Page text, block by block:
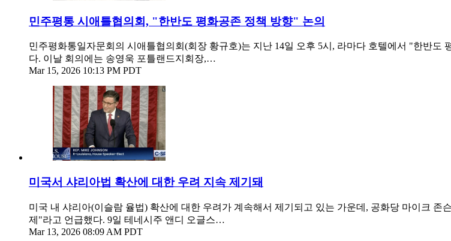
민주평통 시애틀협의회, "한반도 평화공존 정책 방향" 논의
민주평화통일자문회의 시애틀협의회(회장 황규호)는 지난 14일 오후 5시, 라마다 호텔에서 "한반
다. 이날 회의에는 송영욱 포틀랜드지회장,…
Mar 15, 2026 10:13 PM PDT
미국서 샤리아법 확산에 대한 우려 지속 제기돼
미국 내 샤리아(이슬람 율법) 확산에 대한 우려가 계속해서 제기되고 있는 가운데, 공화당 마이크 존
제"라고 언급했다. 9일 테네시주 앤디 오글스…
Mar 13, 2026 08:09 AM PDT